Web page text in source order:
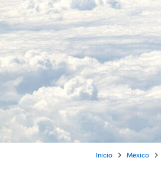
Inicio México